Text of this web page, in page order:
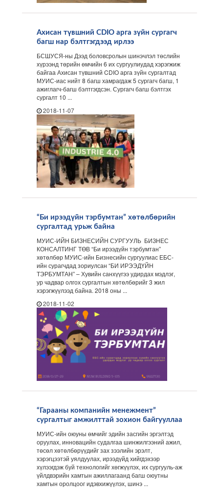
Ахисан түвшний CDIO арга зүйн сургагч
багш нар бэлтгэгдээд ирлээ
БСШУСЯ-ны Дээд боловсролын шинэчлэл төслийн
хүрээнд төрийн өмчийн 6 их сургуулиудад хэрэгжиж
байгаа Ахисан түвшний CDIO арга зүйн сургалтад
МУИС-иас нийт 8 багш хамрагдаж 5 сургагч багш, 1
ажиглагч-багш бэлтгэгдсэн. Сургагч багш бэлтгэх
сургалт 10 ...
2018-11-07
“Би ирээдүйн тэрбумтан” хөтөлбөрийн
сургалтад урьж байна
МУИС-ИЙН БИЗНЕСИЙН СУРГУУЛЬ БИЗНЕС
КОНСАЛТИНГ ТӨВ “Би ирээдүйн тэрбумтан”
хөтөлбөр МУИС-ийн Бизнесийн сургуулиас ЕБС-
ийн сурагчдад зориулсан “БИ ИРЭЭДҮЙН
ТЭРБУМТАН” – Хувийн санхүүгээ удирдах мэдлэг,
ур чадвар олгох сургалтын хөтөлбөрийг 3 жил
хэрэгжүүлээд байна. 2018 оны ...
2018-11-02
“Гарааны компанийн менежмент”
сургалтыг амжилттай зохион байгууллаа
МУИС-ийн оюуны өмчийг эдийн засгийн эргэлтэд
оруулах, инновацийн судалгаа шинжилгээний ажил,
төсөл хөтөлбөрүүдийг зах зээлийн эрэлт,
хэрэгцээтэй уялдуулах, ирээдүйд хийгдэхээр
хүлээгдэж буй технологийг хөгжүүлэх, их сургууль-аж
үйлдвэрийн хамтын ажиллагаанд багш оюутны
хамтын оролцоог идэвхижүүлэх, шинэ ...